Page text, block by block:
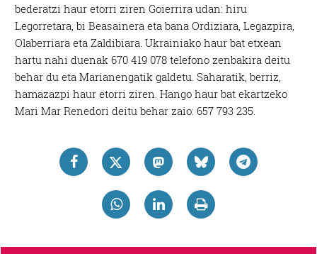
bederatzi haur etorri ziren Goierrira udan: hiru
Legorretara, bi Beasainera eta bana Ordiziara, Legazpira,
Olaberriara eta Zaldibiara. Ukrainiako haur bat etxean
hartu nahi duenak 670 419 078 telefono zenbakira deitu
behar du eta Marianengatik galdetu. Saharatik, berriz,
hamazazpi haur etorri ziren. Hango haur bat ekartzeko
Mari Mar Renedori deitu behar zaio: 657 793 235.